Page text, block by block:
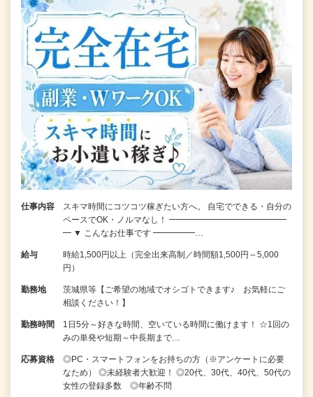
仕事内容
スキマ時間にコツコツ稼ぎたい方へ。 自宅でできる・自分の
ペースでOK・ノルマなし！ ━━━━━━━━━━━━━━
━ ▼ こんなお仕事です ━━━━━…
給与
時給1,500円以上（完全出来高制／時間額1,500円～5,000
円）
勤務地
茨城県等【ご希望の地域でオシゴトできます♪ お気軽にご
相談ください！】
勤務時間
1日5分～好きな時間、空いている時間に働けます！ ☆1回の
みの単発や短期～中長期まで…
応募資格
◎PC・スマートフォンをお持ちの方（※アンケートに必要
なため） ◎未経験者大歓迎！ ◎20代、30代、40代、50代の
女性の登録多数 ◎年齢不問